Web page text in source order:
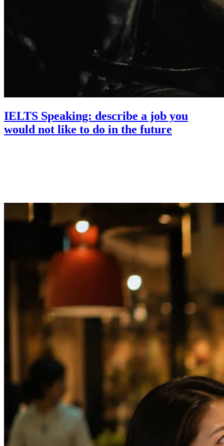
IELTS Speaking: describe a job you
would not like to do in the future